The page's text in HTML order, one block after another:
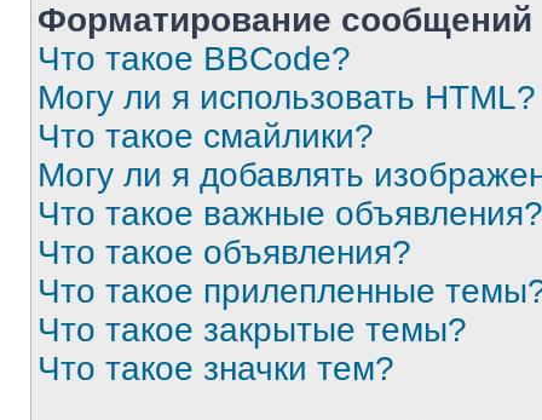
Форматирование
Что такое BBCode?
Могу ли я использовать HTML?
Что такое смайлики?
Могу ли я добавлять
Что такое важные объявления?
Что такое объявления?
Что такое прилепленные
Что такое закрытые темы?
Что такое значки тем?